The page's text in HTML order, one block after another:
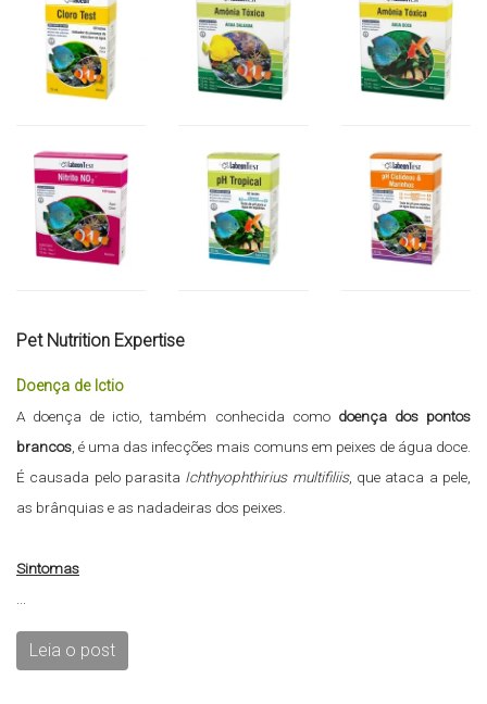
Pet Nutrition Expertise
Doença de Ictio
A doença de ictio, também conhecida como doença dos pontos
brancos , é uma das infecções mais comuns em peixes de água doce.
É causada pelo parasita Ichthyophthirius multifiliis, que ataca a pele,
as brânquias e as nadadeiras dos peixes.
Sintomas
Leia o post